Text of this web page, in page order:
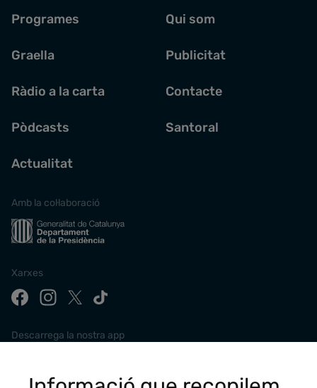
Programes
Graella
Ràdio a la carta
Pòdcasts
Actualitat
Qui som
Publicitat
Contacte
Santoral
Amb la col·laboració
Xarxes
Descarrega la nostra app